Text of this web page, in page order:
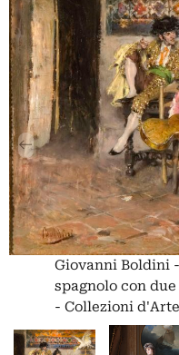
Giovanni Boldini
spagnolo con
- Collezioni